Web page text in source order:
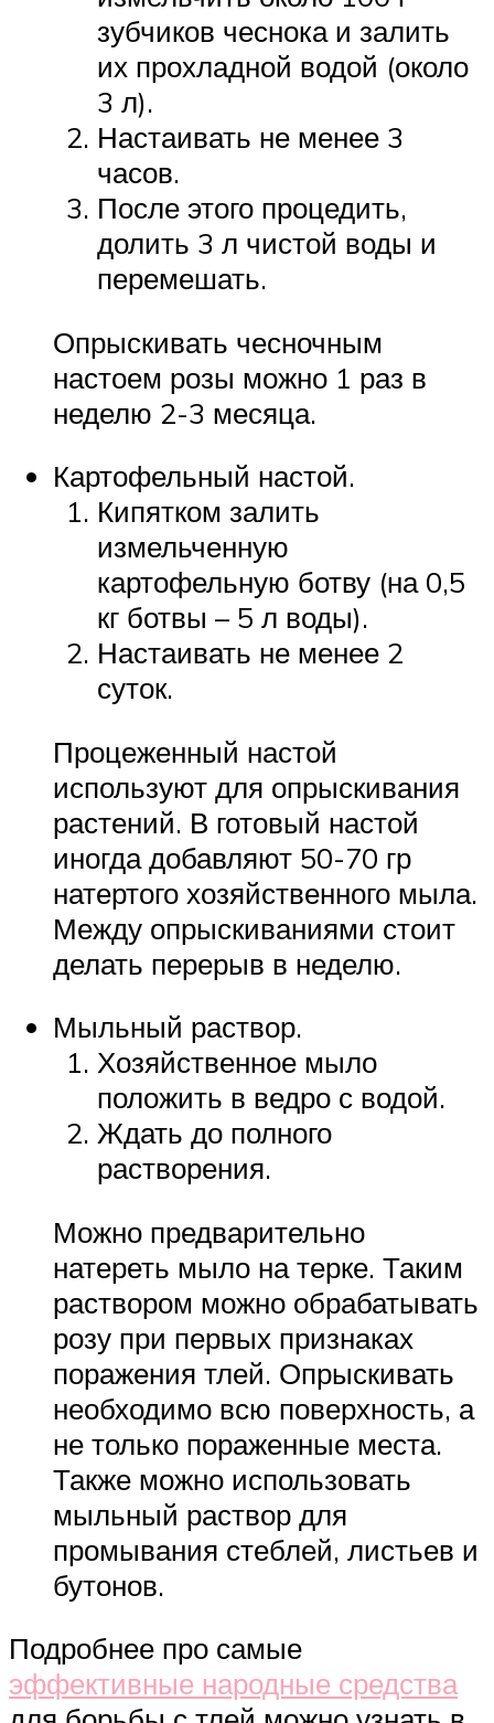
зубчиков чеснока и залить
их прохладной водой (около
3 л).
Настаивать не менее 3
часов.
После этого процедить,
долить 3 л чистой воды и
перемешать.
Опрыскивать чесночным
настоем розы можно 1 раз в
неделю 2-3 месяца.
Картофельный настой.
Кипятком залить
измельченную
картофельную ботву (на 0,5
кг ботвы – 5 л воды).
Настаивать не менее 2
суток.
Процеженный настой
используют для опрыскивания
растений. В готовый настой
иногда добавляют 50-70 гр
натертого хозяйственного мыла.
Между опрыскиваниями стоит
делать перерыв в неделю.
Мыльный раствор.
Хозяйственное мыло
положить в ведро с водой.
Ждать до полного
растворения.
Можно предварительно
натереть мыло на терке. Таким
раствором можно обрабатывать
розу при первых признаках
поражения тлей. Опрыскивать
необходимо всю поверхность, а
не только пораженные места.
Также можно использовать
мыльный раствор для
промывания стеблей, листьев и
бутонов.
Подробнее про самые
эффективные народные средства